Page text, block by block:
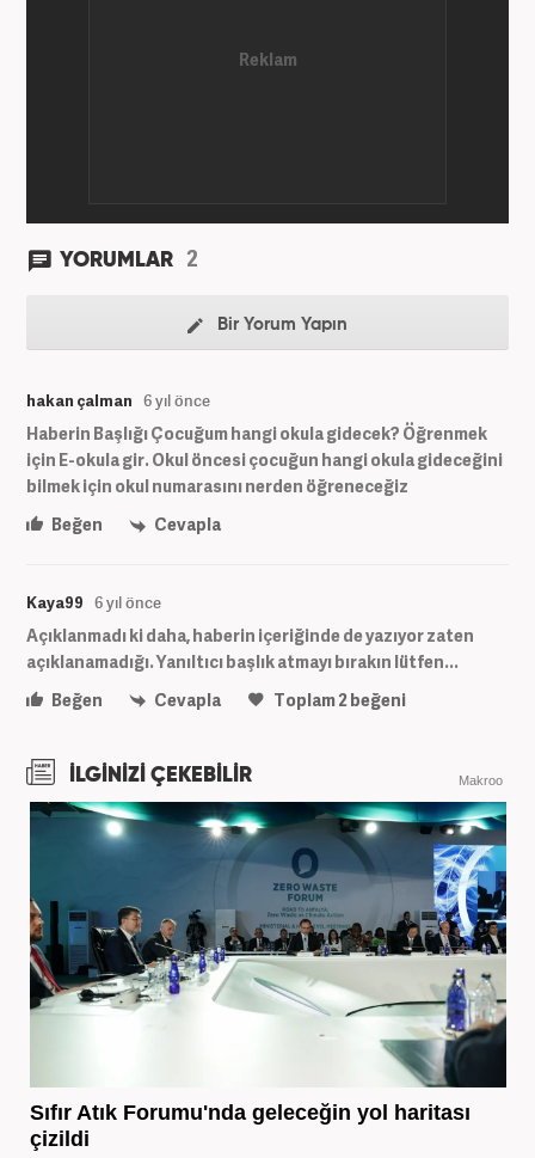
YORUMLAR 2
Bir Yorum Yapın
hakan çalman 6 yıl önce
Haberin Başlığı Çocuğum hangi okula gidecek? Öğrenmek
için E-okula gir. Okul öncesi çocuğun hangi okula gideceğini
bilmek için okul numarasını nerden öğreneceğiz
Beğen
Cevapla
Kaya99 6 yıl önce
Açıklanmadı ki daha, haberin içeriğinde de yazıyor zaten
açıklanamadığı. Yanıltıcı başlık atmayı bırakın lütfen...
Beğen
Cevapla Toplam2 beğeni
İLGİNİZİ ÇEKEBİLİR Makroo
Sıfır Atık Forumu'nda geleceğin yol haritası
çizildi